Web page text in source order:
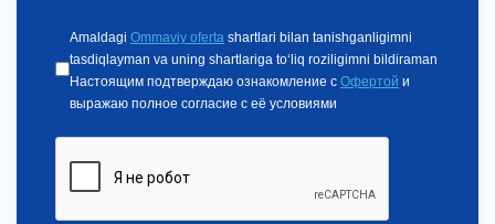
Amaldagi Ommaviy oferta shartlari bilan tanishganligimni
tasdiqlayman va uning shartlariga to‘liq roziligimni bildiraman
Настоящим подтверждаю ознакомление с Офертой и
выражаю полное согласие с её условиями